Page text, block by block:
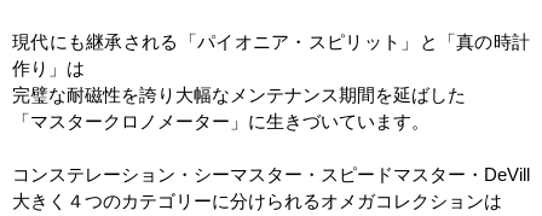
現代にも継承される「パイオニア・スピリット」と「真の時計
作り」は
完璧な耐磁性を誇り大幅なメンテナンス期間を延ばした
「マスタークロノメーター」に生きづいています。
コンステレーション・シーマスター・スピードマスター・ DeVill
大きく４つのカテゴリーに分けられるオメガコレクションは